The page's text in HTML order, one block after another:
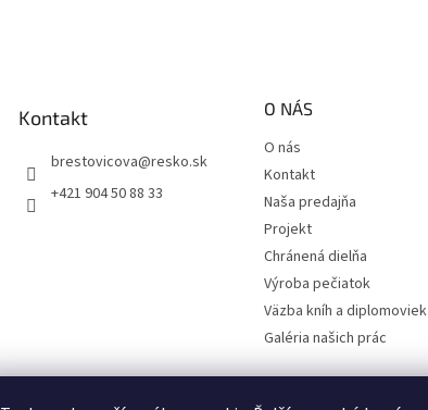
Kontakt
brestovicova@resko.sk
+421 904 50 88 33
O NÁS
O nás
Kontakt
Naša predajňa
Projekt
Chránená dielňa
Výroba pečiatok
Väzba kníh a diplomoviek
Galéria našich prác